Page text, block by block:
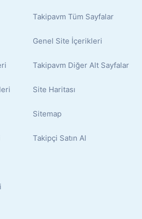
Takipavm Tüm Sayfalar
Genel Site İçerikleri
Takipavm Diğer Alt Sayfalar
Site Haritası
Sitemap
Takipçi Satın Al